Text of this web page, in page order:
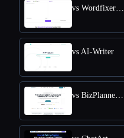
vs Wordfixerbot
vs AI-Writer
vs BizPlanner AI